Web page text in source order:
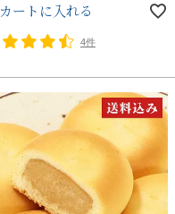
カートに入れる
4件